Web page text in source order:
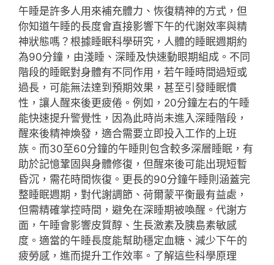
午睡是許多人用來補充體力、恢復精神的方式，但
你知道午睡的長度會直接影響下午的代謝效率與精
神狀態嗎？根據睡眠科學研究，人體的睡眠週期約
為90分鐘，由淺睡、深睡及快速動眼期組成。不同
階段的睡眠對身體有不同作用，若午睡時間過短或
過長，可能無法達到預期效果，甚至引發睡眠慣
性，讓人醒來後更疲倦。例如，20分鐘左右的午睡
能快速提升警覺性，因為此時尚未進入深睡階段，
醒來後精神煥發，適合需要立即投入工作的上班
族。而30至60分鐘的午睡則包含較多深層睡眠，有
助於記憶鞏固與身體修復，但醒來後可能出現短暫
昏沉，需花時間恢復。更長的90分鐘午睡則涵蓋完
整睡眠週期，對代謝調節、荷爾蒙平衡最有益處，
但需精確掌控時間，避免在深睡期被喚醒。代謝方
面，午睡會影響皮質醇、生長激素及胰島素敏感
度。適當的午睡長度能幫助穩定血糖、減少下午的
疲勞感，進而提升工作效率。了解這些科學原理